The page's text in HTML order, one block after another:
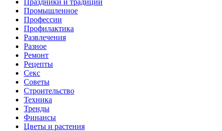
Промышленное
Профессии
Профилактика
Развлечения
Разное
Ремонт
Рецепты
Секс
Советы
Строительство
Техника
Тренды
Финансы
Цветы и растения